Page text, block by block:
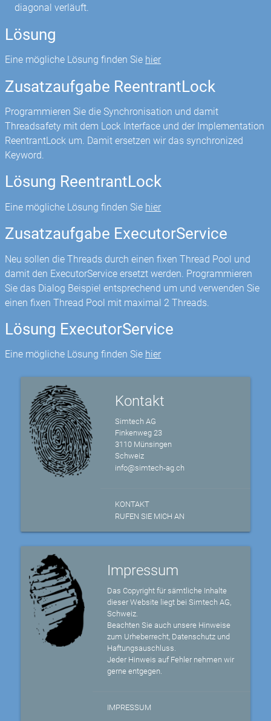
diagonal verläuft.
Lösung
Eine mögliche Lösung finden Sie hier
Zusatzaufgabe ReentrantLock
Programmieren Sie die Synchronisation und damit
Threadsafety mit dem Lock Interface und der Implementation
ReentrantLock um. Damit ersetzen wir das synchronized
Keyword.
Lösung ReentrantLock
Eine mögliche Lösung finden Sie hier
Zusatzaufgabe ExecutorService
Neu sollen die Threads durch einen fixen Thread Pool und
damit den ExecutorService ersetzt werden. Programmieren
Sie das Dialog Beispiel entsprechend um und verwenden Sie
einen fixen Thread Pool mit maximal 2 Threads.
Lösung ExecutorService
Eine mögliche Lösung finden Sie hier
Kontakt
Simtech AG
Finkenweg 23
3110 Münsingen
Schweiz
info@simtech-ag.ch
KONTAKT
RUFEN SIE MICH AN
Impressum
Das Copyright für sämtliche Inhalte
dieser Website liegt bei Simtech AG,
Schweiz.
Beachten Sie auch unsere Hinweise
zum Urheberrecht, Datenschutz und
Haftungsauschluss.
Jeder Hinweis auf Fehler nehmen wir
gerne entgegen.
IMPRESSUM